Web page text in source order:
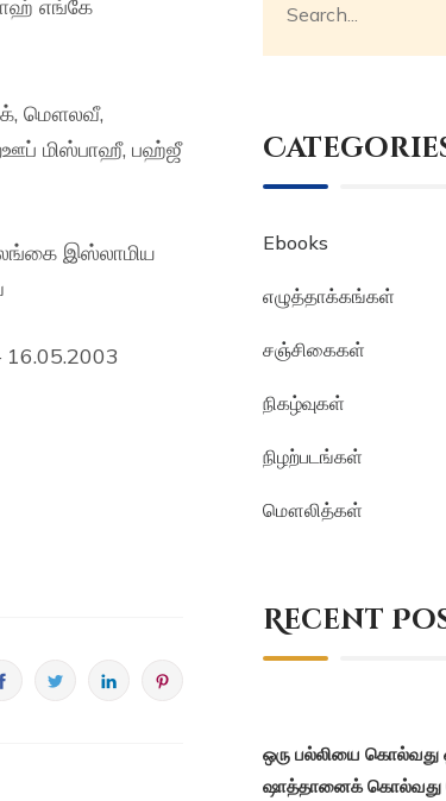
எங்கே
மௌலவீ,
மிஸ்பாஹீ, பஹ்ஜீ
இஸ்லாமிய
16.05.2003
Ebooks
எழுத்தாக்கங்கள்
சஞ்சிகைகள்
நிகழ்வுகள்
நிழற்படங்கள்
மௌலித்கள்
Recent
ஒரு பல்லியை கொல்வது
ஷாத்தானைக் கொல்வது